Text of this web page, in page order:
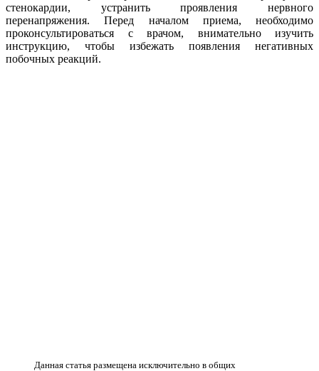
стенокардии, устранить проявления нервного
перенапряжения. Перед началом приема, необходимо
проконсультироваться с врачом, внимательно изучить
инструкцию, чтобы избежать появления негативных
побочных реакций.
Данная статья размещена исключительно в общих